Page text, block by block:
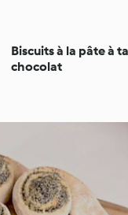
Biscuits à la pâte à
chocolat